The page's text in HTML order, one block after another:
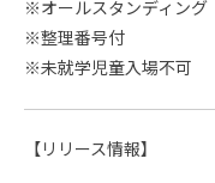
※オールスタンディング
※整理番号付
※未就学児童入場不可
【リリース情報】